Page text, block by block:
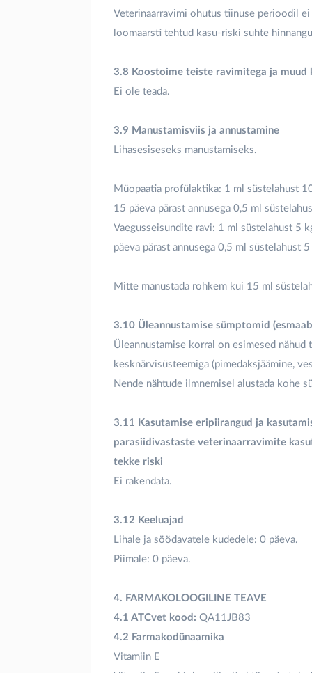
Veterinaarravimi ohutus tiinuse perioodil
loomaarsti tehtud kasu-riski suhte
3.8 Koostoime teiste ravimitega ja muud
Ei ole teada.
3.9 Manustamisviis ja annustamine
Lihasesiseseks manustamiseks.
Müopaatia profülaktika: 1 ml süstelahust
15 päeva pärast annusega 0,5 ml
Vaegusseisundite ravi: 1 ml süstelahust 5
päeva pärast annusega 0,5 ml süstelahust
Mitte manustada rohkem kui 15 ml
3.10 Üleannustamise sümptomid
Üleannustamise korral on esimesed
kesknärvisüsteemiga (pimedaksjäämine,
Nende nähtude ilmnemisel alustada kohe
3.11 Kasutamise eripiirangud ja
parasiidivastaste veterinaarravimite
tekke riski
Ei rakendata.
3.12 Keeluajad
Lihale ja söödavatele kudedele: 0 päeva.
Piimale: 0 päeva.
4. FARMAKOLOOGILINE TEAVE
4.1 ATCvet kood: QA11JB83
4.2 Farmakodünaamika
Vitamiin E